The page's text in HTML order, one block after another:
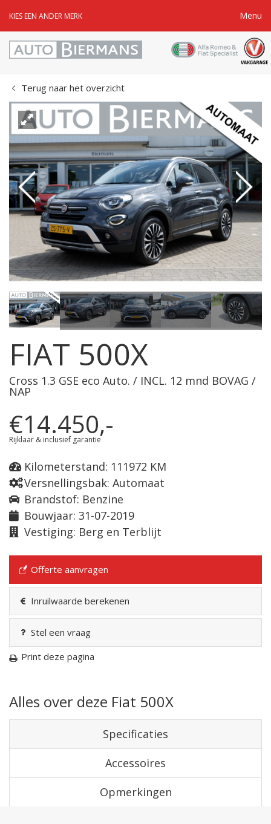
KIES EEN ANDER MERK Menu
Terug naar het overzicht
FIAT 500X
Cross 1.3 GSE eco Auto. / INCL. 12 mnd BOVAG /
NAP
€14.450,-
Rijklaar & inclusief garantie
Kilometerstand: 111972 KM
Versnellingsbak: Automaat
Brandstof: Benzine
Bouwjaar: 31-07-2019
Vestiging: Berg en Terblijt
Offerte aanvragen
Inruilwaarde berekenen
Stel een vraag
Print deze pagina
Alles over deze Fiat 500X
Specificaties
Accessoires
Opmerkingen